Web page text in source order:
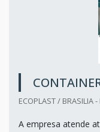
ECOPLAST / BRASILIA -
A empresa atende